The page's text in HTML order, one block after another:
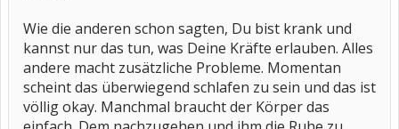
Wie die anderen schon sagten, Du bist krank und
kannst nur das tun, was Deine Kräfte erlauben. Alles
andere macht zusätzliche Probleme. Momentan
scheint das überwiegend schlafen zu sein und das ist
völlig okay. Manchmal braucht der Körper das